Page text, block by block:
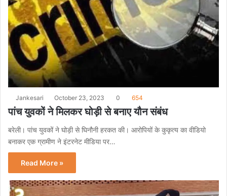
Jankesari October 23, 2023 0 654
पांच युवकों ने मिलकर घोड़ी से बनाए यौन संबंध
बरेली। पांच युवकों ने घोड़ी से घिनौनी हरकत की। आरोपियों के कुकृत्य का वीडियो
बनाकर एक ग्रामीण ने इंटरनेट मीडिया पर…
Read More »